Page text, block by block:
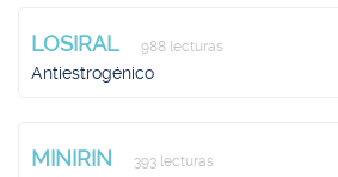
LOSIRAL 988 lecturas
Antiestrogénico
MINIRIN 393 lecturas